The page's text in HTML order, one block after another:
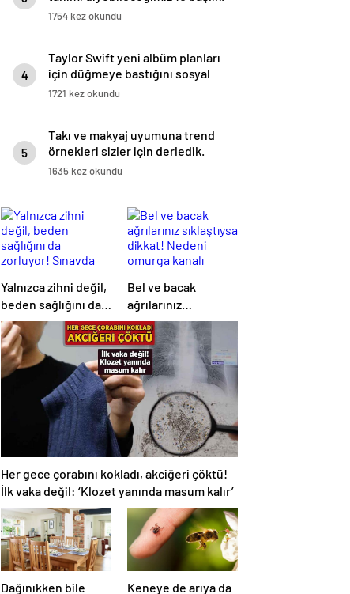
1754 kez okundu
4
Taylor Swift yeni albüm planları
için düğmeye bastığını sosyal
medyadan duyurdu!
1721 kez okundu
5
Takı ve makyaj uyumuna trend
örnekleri sizler için derledik.
1635 kez okundu
Yalnızca zihni değil,
beden sağlığını da
zorluyor! Sınavda
başarı tabakta
başlıyor
Bel ve bacak
ağrılarınız
sıklaştıysa dikkat!
Nedeni omurga
kanalı darlığı olabilir
Her gece çorabını kokladı, akciğeri çöktü!
İlk vaka değil: ‘Klozet yanında masum kalır’
Dağınıkken bile
Keneye de arıya da